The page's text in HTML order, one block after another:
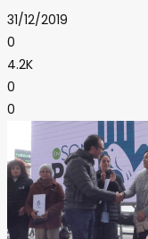
31/12/2019
0
4.2K
0
0